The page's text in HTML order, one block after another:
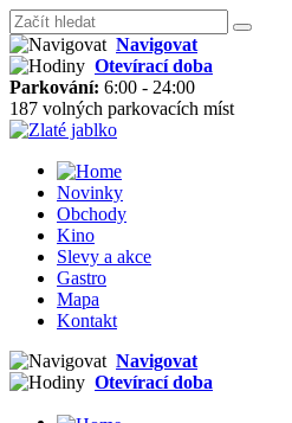
Navigovat
Otevírací doba
Parkování: 6:00 - 24:00
187 volných parkovacích míst
Novinky
Obchody
Kino
Slevy a akce
Gastro
Mapa
Kontakt
Navigovat
Otevírací doba